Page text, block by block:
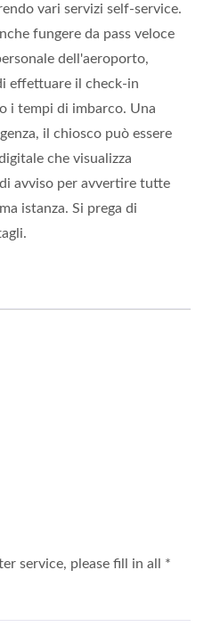
vari servizi self-service.
fungere da pass veloce
dell'aeroporto,
effettuare il check-in
i tempi di imbarco. Una
il chiosco può essere
che visualizza
avviso per avvertire tutte
istanza. Si prega di